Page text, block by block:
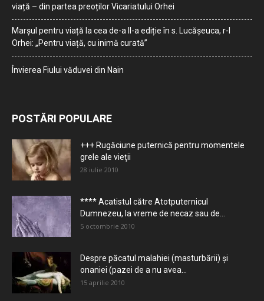
viață – din partea preoților Vicariatului Orhei
Marșul pentru viață la cea de-a II-a ediție în s. Lucășeuca, r-l
Orhei: „Pentru viață, cu inimă curată”
Învierea Fiului văduvei din Nain
POSTĂRI POPULARE
+++ Rugăciune puternică pentru momentele
grele ale vieţii
28 iulie 2010
**** Acatistul către Atotputernicul
Dumnezeu, la vreme de necaz sau de...
5 octombrie 2010
Despre păcatul malahiei (masturbării) şi
onaniei (pazei de a nu avea...
15 aprilie 2010